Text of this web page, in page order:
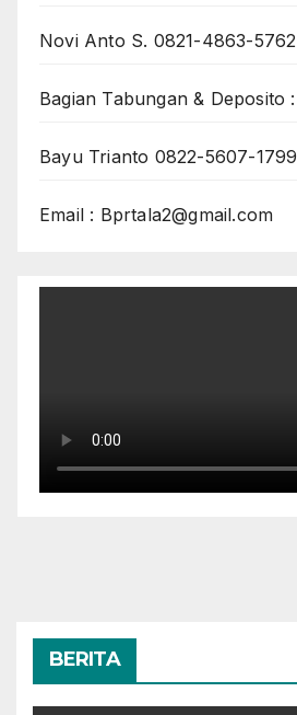
Novi Anto S. 0821-4863-5762
Bagian Tabungan & Deposito :
Bayu Trianto 0822-5607-1799
Email : Bprtala2@gmail.com
BERITA